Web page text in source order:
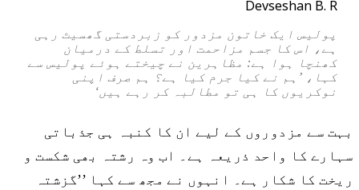
Devseshan B. R
پولیس ایک خاتون مزدور کو زبردستی گھسیٹ رہی
ہے، اس کا جسم مزاحمت اور تسلط کے درمیان
کھنچا ہوا ہے: مظاہرین نے چیختے ہوئے پولیس سے
کہا، ’ہم نے کیا جرم کیا ہے؟ ہم صرف اپنی
نوکریوں کا ہی تو مطالبہ کر رہے ہیں‘
بہت سے مزدوروں کے لیے ان کا کنبہ ہی جذباتی
سہارے کا واحد ذریعہ ہے۔ اب وہ رشتہ بھی شکست و
ریخت کا شکار ہے۔ انہوں نے مجھ سے کہا ’’گزشتہ